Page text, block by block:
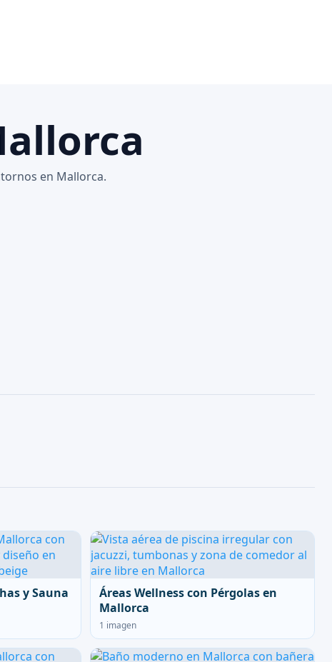
en Mallorca.
y Sauna
Áreas Wellness con Pérgolas en
Mallorca
1 imagen